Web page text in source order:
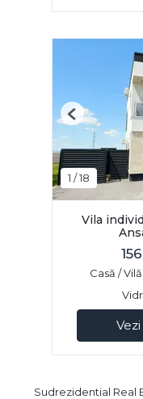
1 /18
Previous
Vila
Casă /
Sudrezidential Real